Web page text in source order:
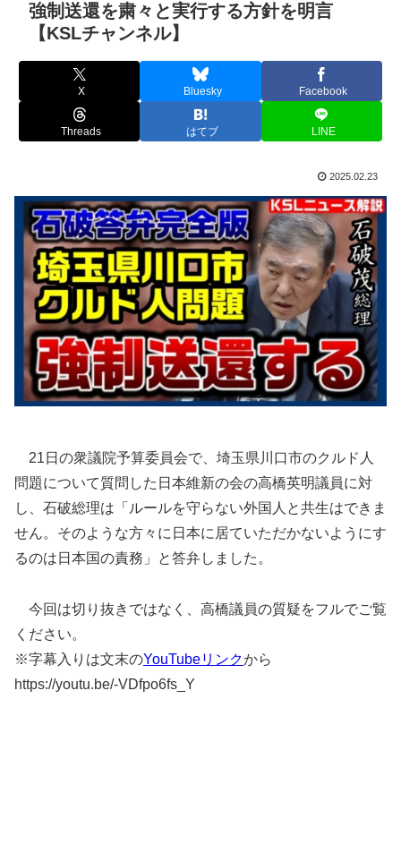
強制送還を粛々と実行する方針を明言
【KSLチャンネル】
X Bluesky Facebook
Threads はてブ LINE
2025.02.23
21日の衆議院予算委員会で、埼玉県川口市のクルド人
問題について質問した日本維新の会の高橋英明議員に対
し、石破総理は「ルールを守らない外国人と共生はできま
せん。そのような方々に日本に居ていただかないようにす
るのは日本国の責務」と答弁しました。
今回は切り抜きではなく、高橋議員の質疑をフルでご覧
ください。
※字幕入りは文末のYouTubeリンクから
https://youtu.be/-VDfpo6fs_Y